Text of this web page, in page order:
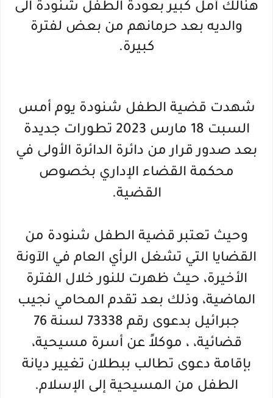
هنالك أمل كبير بعودة الطفل شنودة الى
والديه بعد حرمانهم من بعض لفترة
كبيرة.
شهدت قضية الطفل شنودة يوم أمس
السبت 18 مارس 2023 تطورات جديدة
بعد صدور قرار من دائرة الدائرة الأولى في
محكمة القضاء الإداري بخصوص
القضية.
وحيث تعتبر قضية الطفل شنودة من
القضايا التي تشغل الرأي العام في الآونة
الأخيرة، حيث ظهرت للنور خلال الفترة
الماضية، وذلك بعد تقدم المحامي نجيب
جبرائيل بدعوى رقم 73338 لسنة 76
قضائية، ، موكلاً عن أسرة مسيحية،
بإقامة دعوى تطالب ببطلان تغيير ديانة
الطفل من المسيحية إلى الإسلام.